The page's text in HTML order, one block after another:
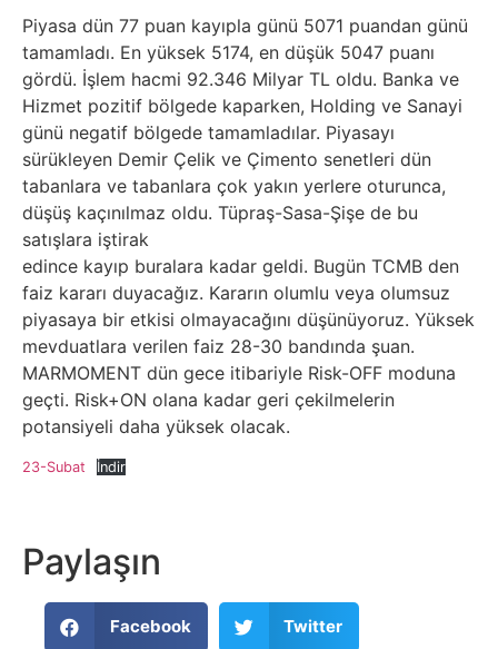
Piyasa dün 77 puan kayıpla günü 5071 puandan günü
tamamladı. En yüksek 5174, en düşük 5047 puanı
gördü. İşlem hacmi 92.346 Milyar TL oldu. Banka ve
Hizmet pozitif bölgede kaparken, Holding ve Sanayi
günü negatif bölgede tamamladılar. Piyasayı
sürükleyen Demir Çelik ve Çimento senetleri dün
tabanlara ve tabanlara çok yakın yerlere oturunca,
düşüş kaçınılmaz oldu. Tüpraş-Sasa-Şişe de bu
satışlara iştirak
edince kayıp buralara kadar geldi. Bugün TCMB den
faiz kararı duyacağız. Kararın olumlu veya olumsuz
piyasaya bir etkisi olmayacağını düşünüyoruz. Yüksek
mevduatlara verilen faiz 28-30 bandında şuan.
MARMOMENT dün gece itibariyle Risk-OFF moduna
geçti. Risk+ON olana kadar geri çekilmelerin
potansiyeli daha yüksek olacak.
23-Subat İndir
Paylaşın
Facebook Twitter